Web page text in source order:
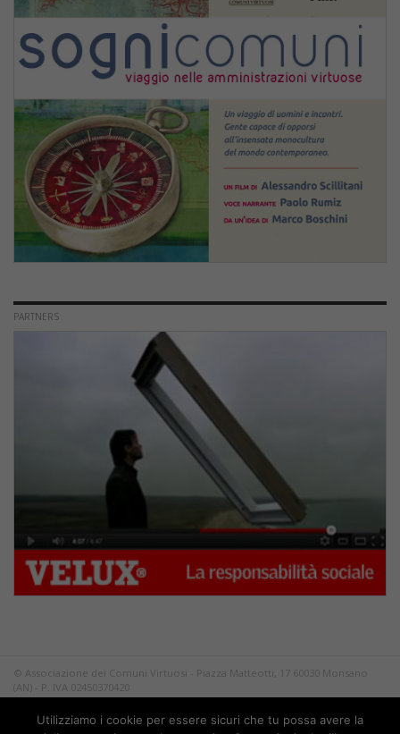
PARTNERS
© Associazione dei Comuni Virtuosi - Piazza Matteotti, 17 60030 Monsano
(AN) - P. IVA 02450370420
Tutti i diritti riservati.
PrivacyUtilizziamo i cookie per essere sicuri che tu possa avere la